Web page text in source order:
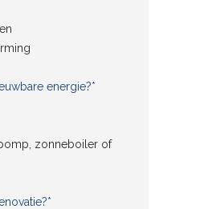
energie?*
zonneboiler of